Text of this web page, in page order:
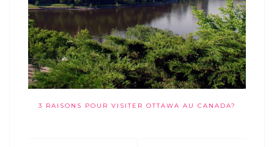
3 RAISONS POUR VISITER OTTAWA AU CANADA?